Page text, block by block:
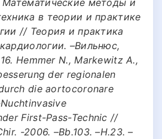
в теории и практике
// Теория и практика
–Вильнюс,
Hemmer N., Markewitz A.,
der regionalen
die aortocoronare
First-Pass-Technic //
-2006. –Bb.103. –H.23. –